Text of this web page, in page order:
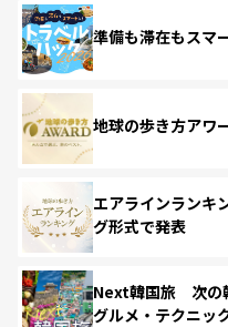
準備も滞在もスマ
地球の歩き方アワ
エアラインランキ
グ形式で発表
Next韓国旅 次の
グルメ・テクニッ